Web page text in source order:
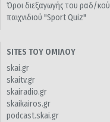
Όροι διεξαγωγής του ραδ/κού
παιχνιδιού "Sport Quiz"
SITES ΤΟΥ ΟΜΙΛΟΥ
skai.gr
skaitv.gr
skairadio.gr
skaikairos.gr
podcast.skai.gr